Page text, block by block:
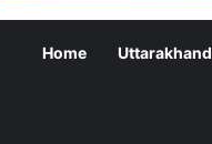
Home Uttarakhand